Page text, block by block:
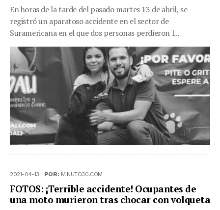
En horas de la tarde del pasado martes 13 de abril, se
registró un aparatoso accidente en el sector de
Suramericana en el que dos personas perdieron l...
2021-04-13 | POR: MINUTO30.COM
FOTOS: ¡Terrible accidente! Ocupantes de
una moto murieron tras chocar con volqueta